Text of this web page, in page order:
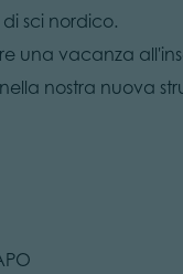
sci nordico.
una vacanza
nostra nuova